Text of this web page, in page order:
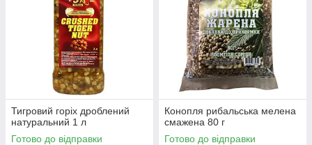
Тигровий горіх дроблений
натуральний 1 л
Готово до відправки
Конопля рибальська мелена
смажена 80 г
Готово до відправки